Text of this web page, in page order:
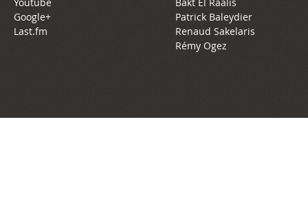
Google+
Last.fm
Patrick Baleydier
Renaud Sakelaris
Rémy Ogez